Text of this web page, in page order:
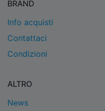
BRAND
Info acquisti
Contattaci
Condizioni
ALTRO
News